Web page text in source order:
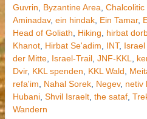
Guvrin
Byzantine Area Chalcolitic
Aminadav, ein hindak, Ein Tamar,
Head of Goliath
Hiking hirbat
Khanot, Hirbat Se'adim INT,
der Mitte, Israel-Trail, JNF-KKL
Dvir, KKL spenden KKL Wald
refa'im
Nahal Sorek, Negev, netiv
Hubani, Shvil Israelt, the sataf,
Wandern